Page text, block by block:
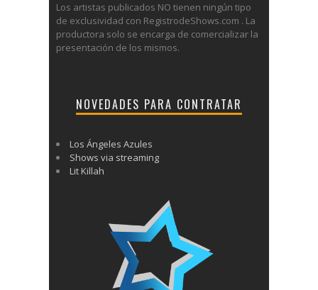
Los artistas publicados NO tienen ningún tipo
de exclusividad con RegistrodeShows.com . La
productora solo se encarga de comercializar la
presentación de los mismos.
NOVEDADES PARA CONTRATAR
Los Ángeles Azules
Shows via streaming
Lit Killah